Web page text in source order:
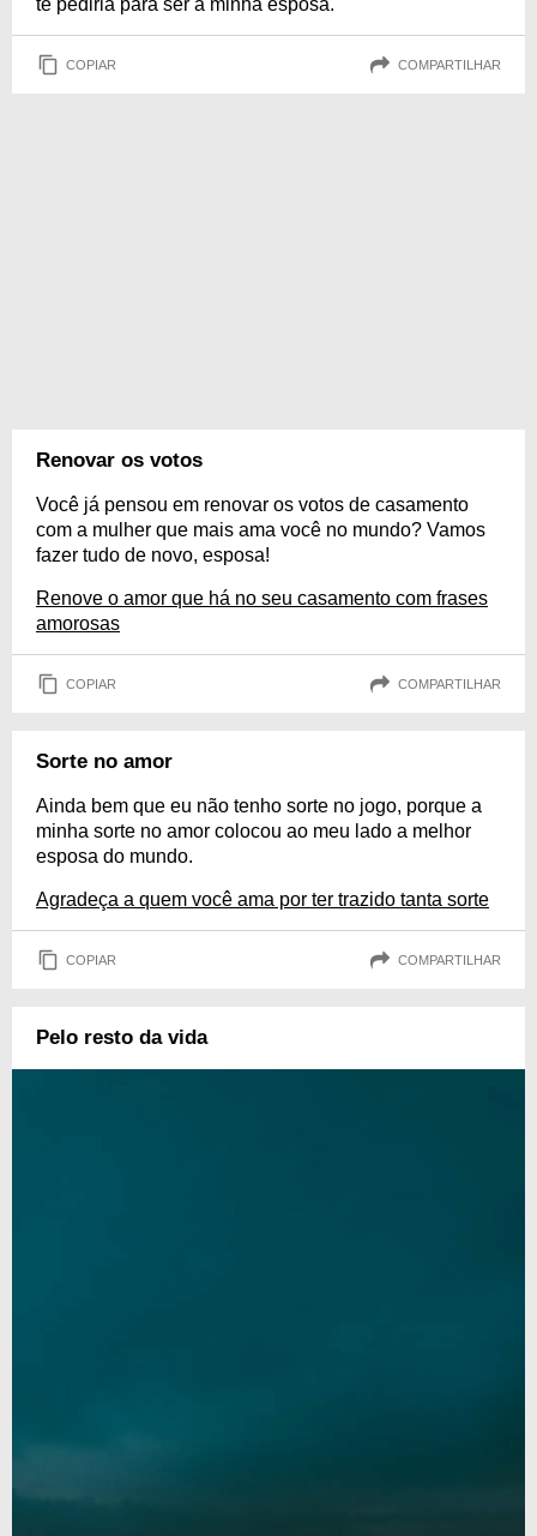
te pediria para ser a minha esposa.
COPIAR COMPARTILHAR
Renovar os votos
Você já pensou em renovar os votos de casamento
com a mulher que mais ama você no mundo? Vamos
fazer tudo de novo, esposa!
Renove o amor que há no seu casamento com frases
amorosas
COPIAR COMPARTILHAR
Sorte no amor
Ainda bem que eu não tenho sorte no jogo, porque a
minha sorte no amor colocou ao meu lado a melhor
esposa do mundo.
Agradeça a quem você ama por ter trazido tanta sorte
COPIAR COMPARTILHAR
Pelo resto da vida